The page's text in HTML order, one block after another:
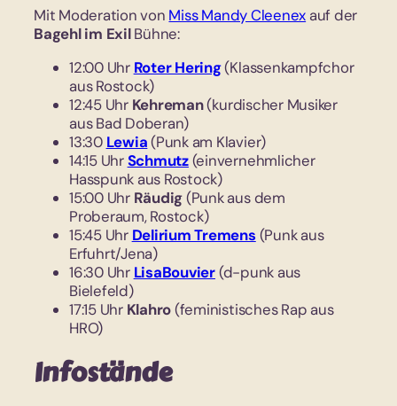
Mit Moderation von Miss Mandy Cleenex auf der
Bagehl im ExilBühne:
12:00 Uhr Roter Hering(Klassenkampfchor
aus Rostock)
12:45 Uhr Kehreman(kurdischer Musiker
aus Bad Doberan)
13:30 Lewia(Punk am Klavier)
14:15 UhrSchmutz(einvernehmlicher
Hasspunk aus Rostock)
15:00 Uhr Räudig(Punk aus dem
Proberaum, Rostock)
15:45 Uhr Delirium Tremens (Punk aus
Erfuhrt/Jena)
16:30 Uhr LisaBouvier(d-punk aus
Bielefeld)
17:15 Uhr Klahro(feministisches Rap aus
HRO)
Infostände